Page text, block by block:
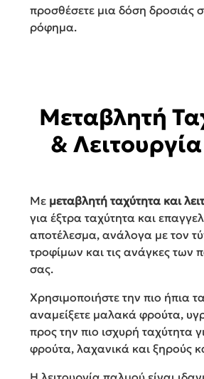
προσθέσετε μια δόση δροσιάς
ρόφημα.
Μεταβλητή
&
Με μεταβλητή ταχύτητα και
για έξτρα ταχύτητα και
αποτέλεσμα, ανάλογα με τον
τροφίμων και τις ανάγκες των
σας.
Χρησιμοποιήστε την πιο ήπια
αναμείξετε μαλακά φρούτα,
προς την πιο ισχυρή ταχύτητα
φρούτα, λαχανικά και ξηρούς